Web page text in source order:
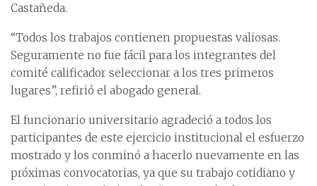
Castañeda.
“Todos los trabajos contienen propuestas valiosas.
Seguramente no fue fácil para los integrantes del
comité calificador seleccionar a los tres primeros
lugares”, refirió el abogado general.
El funcionario universitario agradeció a todos los
participantes de este ejercicio institucional el esfuerzo
mostrado y los conminó a hacerlo nuevamente en las
próximas convocatorias, ya que su trabajo cotidiano y